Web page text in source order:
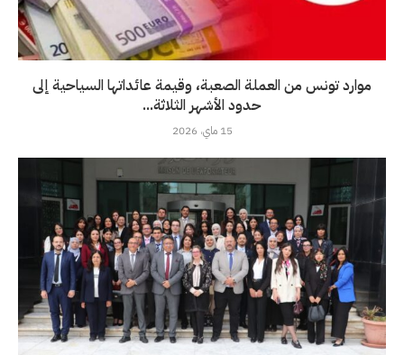
موارد تونس من العملة الصعبة، وقيمة عائداتها السياحية إلى
حدود الأشهر الثلاثة...
15 ماي، 2026